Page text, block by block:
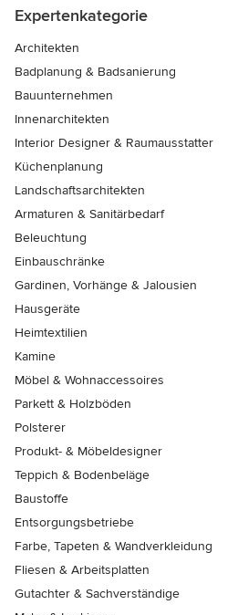
Expertenkategorie
Architekten
Badplanung & Badsanierung
Bauunternehmen
Innenarchitekten
Interior Designer & Raumausstatter
Küchenplanung
Landschaftsarchitekten
Armaturen & Sanitärbedarf
Beleuchtung
Einbauschränke
Gardinen, Vorhänge & Jalousien
Hausgeräte
Heimtextilien
Kamine
Möbel & Wohnaccessoires
Parkett & Holzböden
Polsterer
Produkt- & Möbeldesigner
Teppich & Bodenbeläge
Baustoffe
Entsorgungsbetriebe
Farbe, Tapeten & Wandverkleidung
Fliesen & Arbeitsplatten
Gutachter & Sachverständige